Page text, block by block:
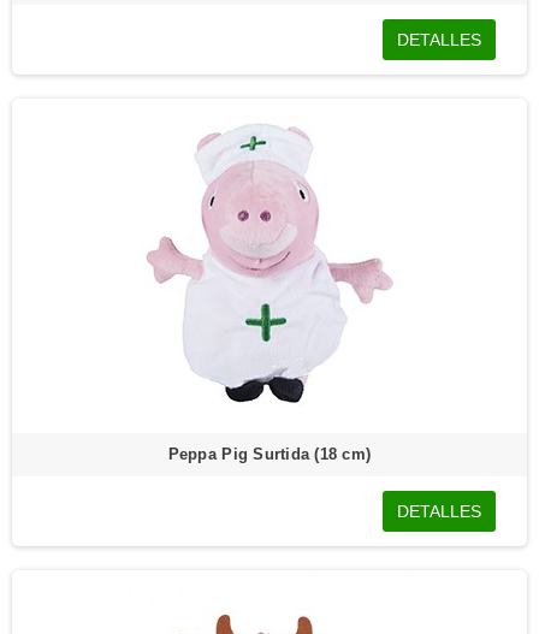
DETALLES
Peppa Pig Surtida (18 cm)
DETALLES